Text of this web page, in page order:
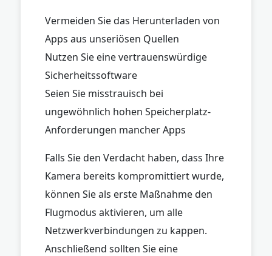
Vermeiden Sie das Herunterladen von
Apps aus unseriösen Quellen
Nutzen Sie eine vertrauenswürdige
Sicherheitssoftware
Seien Sie misstrauisch bei
ungewöhnlich hohen Speicherplatz-
Anforderungen mancher Apps
Falls Sie den Verdacht haben, dass Ihre
Kamera bereits kompromittiert wurde,
können Sie als erste Maßnahme den
Flugmodus aktivieren, um alle
Netzwerkverbindungen zu kappen.
Anschließend sollten Sie eine